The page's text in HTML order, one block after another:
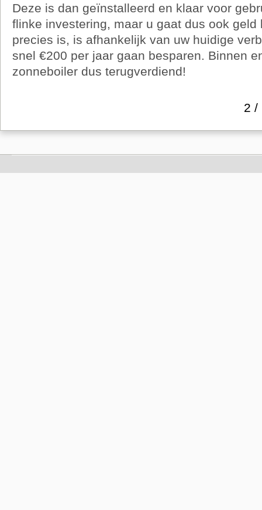
Deze is dan geïnstalleerd en klaar voor
flinke investering, maar u gaat dus ook geld
precies is, is afhankelijk van uw huidige
snel €200 per jaar gaan besparen. Binnen
zonneboiler dus terugverdiend!
2 /